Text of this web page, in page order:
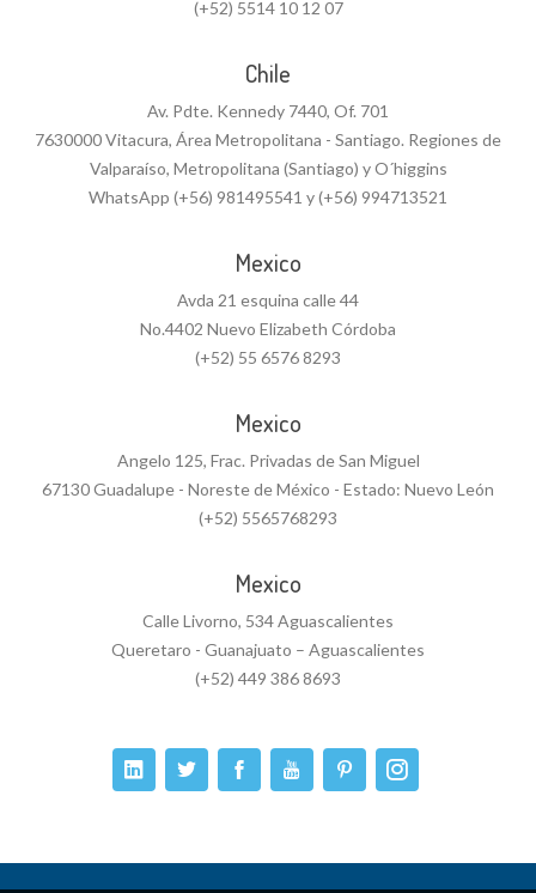
(+52) 5514 10 12 07
Chile
Av. Pdte. Kennedy 7440, Of. 701
7630000 Vitacura, Área Metropolitana - Santiago. Regiones de
Valparaíso, Metropolitana (Santiago) y O´higgins
WhatsApp (+56) 981495541 y (+56) 994713521
Mexico
Avda 21 esquina calle 44
No.4402 Nuevo Elizabeth Córdoba
(+52) 55 6576 8293
Mexico
Angelo 125, Frac. Privadas de San Miguel
67130 Guadalupe - Noreste de México - Estado: Nuevo León
(+52) 5565768293
Mexico
Calle Livorno, 534 Aguascalientes
Queretaro - Guanajuato – Aguascalientes
(+52) 449 386 8693